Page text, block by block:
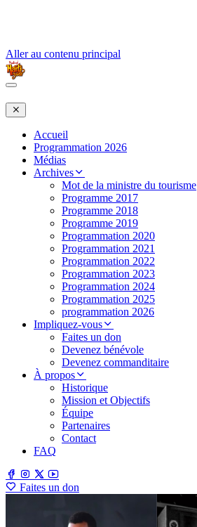
Aller au contenu principal
Accueil
Programmation 2026
Médias
Archives
Mot de la ministre du tourisme
Programme 2017
Programme 2018
Programme 2019
Programmation 2020
Programmation 2021
Programmation 2022
Programmation 2023
Programmation 2024
Programmation 2025
programmation 2026
Impliquez-vous
Faites un don
Devenez bénévole
Devenez commanditaire
À propos
Historique
Mission et Objectifs
Équipe
Partenaires
Contact
FAQ
Faites un don